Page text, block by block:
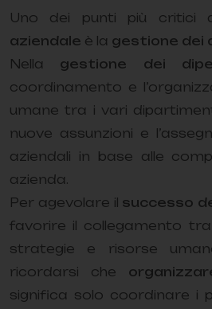
Uno dei punti più critici
aziendale è la gestione dei
Nella gestione dei
coordinamento e
umane tra i vari
nuove assunzioni e
aziendali in base alle
azienda.
Per agevolare il successo
favorire il collegamento
strategie e risorse
ricordarsi che
significa solo coordinare i